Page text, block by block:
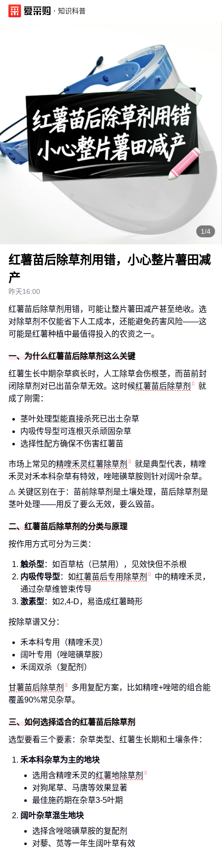
· 知识科普
1/4
红薯苗后除草剂用错，小心整片薯田减
产
昨天16:00
红薯苗后除草剂用错，可能让整片薯田减产甚至绝收。选
对除草剂不仅能省下人工成本，还能避免药害风险——这
可能是红薯种植中最值得投入的农资之一。
一、为什么红薯苗后除草剂这么关键
红薯生长中期杂草疯长时，人工除草会伤根茎，而苗前封
闭除草剂对已出苗杂草无效。这时候红薯苗后除草剂
就
成了刚需：
茎叶处理型能直接杀死已出土杂草
内吸传导型可连根灭杀顽固杂草
选择性配方确保不伤害红薯苗
市场上常见的精喹禾灵红薯除草剂
就是典型代表，精喹
禾灵对禾本科杂草有特效，唑嘧磺草胺则针对阔叶杂草。
⚠️ 关键区别在于：苗前除草剂是土壤处理，苗后除草剂是
茎叶处理——用反了要么无效，要么毁苗。
二、红薯苗后除草剂的分类与原理
按作用方式可分为三类：
触杀型 ：如百草枯（已禁用），见效快但不杀根
内吸传导型 ：如红薯苗后专用除草剂
中的精喹禾灵，
通过杂草维管束传导
激素型 ：如2,4-D，易造成红薯畸形
按除草谱又分：
禾本科专用（精喹禾灵）
阔叶专用（唑嘧磺草胺）
禾阔双杀（复配剂）
甘薯苗后除草剂
多用复配方案，比如精喹+唑嘧的组合能
覆盖90%常见杂草。
三、如何选择适合的红薯苗后除草剂
选型要看三个要素：杂草类型、红薯生长期和土壤条件：
禾本科杂草为主的地块
选用含精喹禾灵的红薯地除草剂
对狗尾草、马唐等效果显著
最佳施药期在杂草3-5叶期
阔叶杂草混生地块
选择含唑嘧磺草胺的复配剂
对藜、苋等一年生阔叶草有效